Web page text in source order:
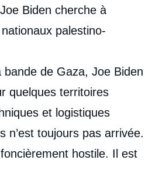
Biden cherche à
palestino-
de Gaza, Joe Biden
quelques territoires
et logistiques
n’est toujours pas arrivée.
hostile. Il est